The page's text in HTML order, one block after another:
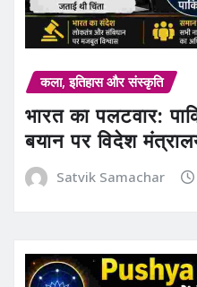
कला, इतिहास और संस्कृति
भारत का पलटवार:
बयान पर विदेश
Satvik Samachar